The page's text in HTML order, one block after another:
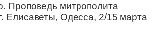
Проповедь митрополита
Елисаветы, Одесса, 2/15 марта